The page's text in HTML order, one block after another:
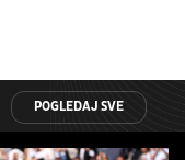
POGLEDAJ SVE